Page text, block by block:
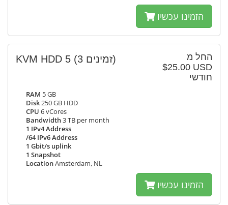
הזמינו עכשיו
החל מ
$25.00 USD
חודשי
KVM HDD 5 (3 זמינים)
RAM 5 GB
Disk250 GB HDD
CPU 6 vCores
Bandwidth3 TB per month
1 IPv4 Address
/64 IPv6 Address
1 Gbit/s uplink
1 Snapshot
LocationAmsterdam, NL
הזמינו עכשיו